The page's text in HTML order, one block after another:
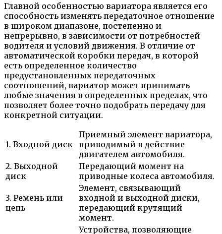
Главной особенностью вариатора является его
способность изменять передаточное отношение
в широком диапазоне, постепенно и
непрерывно, в зависимости от потребностей
водителя и условий движения. В отличие от
автоматической коробки передач, в которой
есть определенное количество
предустановленных передаточных
соотношений, вариатор может принимать
любые значения в определенных пределах, что
позволяет более точно подобрать передачу для
конкретной ситуации.
1. Входной диск
Приемный элемент вариатора,
приводимый в действие
двигателем автомобиля.
2. Выходной
диск
Передающий момент на
приводные колеса автомобиля.
3. Ремень или
цепь
Элемент, связывающий
входной и выходной диски,
передающий крутящий
момент.
Устройства, позволяющие